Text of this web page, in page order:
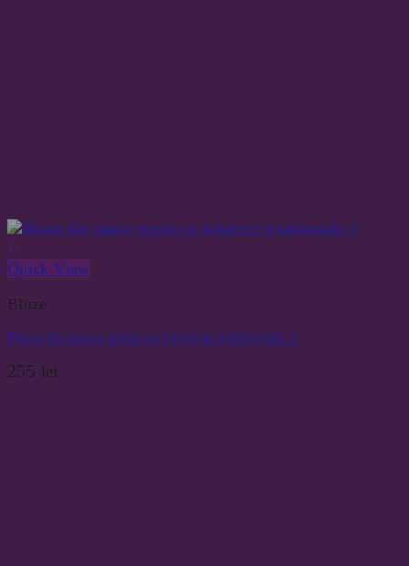
Quick View
Bluze
Bluza din panza topita cu broderie traditionala 3
255 lei